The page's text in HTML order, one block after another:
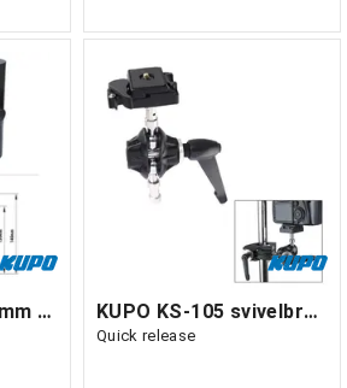
KUPO KS-089 Ø28mm hun mottaker KUPO KS-105 svivelbrakett m/kamera plate
Quick release